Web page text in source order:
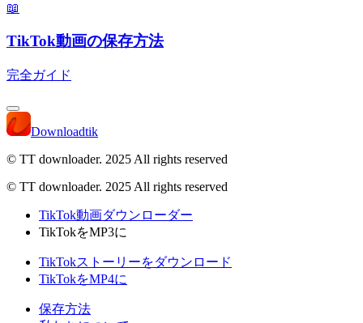
📖
TikTok動画の保存方法
完全ガイド
Downloadtik
© TT downloader. 2025 All rights reserved
© TT downloader. 2025 All rights reserved
TikTok動画ダウンローダー
TikTokをMP3に
TikTokストーリーをダウンロード
TikTokをMP4に
保存方法